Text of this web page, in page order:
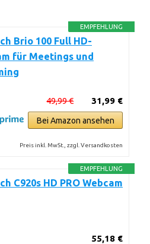
EMPFEHLUNG
Brio 100 Full HD-
für Meetings und
31,99 €
49,99 €
Bei Amazon ansehen
Preis inkl. MwSt., zzgl. Versandkosten
EMPFEHLUNG
C920s HD PRO Webcam
55,18 €